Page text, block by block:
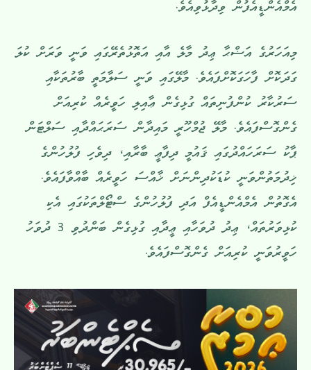
އެމްއެންޑީއެފުން ވިދާޅުވިއެވެ.
މިއަހަރުގެ އަޟްޙާ ޢިދު މާލެ އާއި އަތޮޅުތެރޭގައި ވަނީ ވަރަށް ކުލަ
ގަދަކޮށް ފާހަގަކޮށްފައެވެ. މާލޭގައި ވަނީ ސަލާމަތީ ބާރުތަކާއި
ސަރުކާރު ކުންފުނިތައް ގުޅިގެން ޢާއިލި ހަވީރެއް ކުރިއަށް
ގެންގޮސްފައެވެ. މާލޭ ޖުމްހޫރީ މައިދާން ސަރަޙައްދާއި ސަލްޓަން
ޕާކު ސަރަހައްދުގައި ޤައުމީ ދިފާޢީ ބާރާއި، ދިވެހި ފުލުހުންގެ
ޚިދުމަތުންވަނީ ކުޑަކުދިންނަށް ޚާއްސަ ހަވީރެއް ބާއްވާފައެވެ.
އެގޮތުން އެމްއެންޑީއެފް އަދި ފުލުހުންގެ ސްޓޯލްތަކުގައި އެކި
ކުޅިވަރުތައް، ޢިދު ދުވަހާއި ޢީދާއި ގުޅިގެން ބަންދުވި 3 ދުވަހު
ހަވީރުވަނީ ކުރިއަށް ގެންގޮސްފައެވެ.